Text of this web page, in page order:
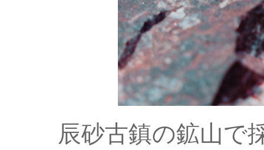
辰砂古鎮の鉱山で